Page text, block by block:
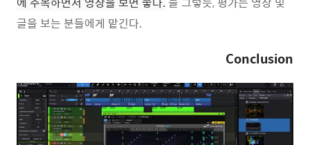
글을 보는 분들에게 맡긴다.
Conclusion